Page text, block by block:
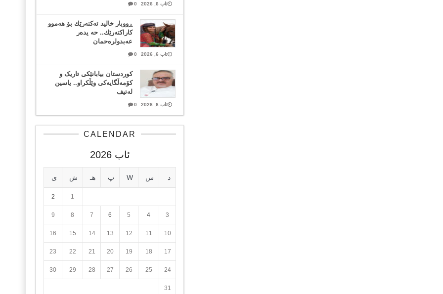
ئاب 6, 2026 0
ڕووبار خالید ئەكتەرێك بۆ هەموو
كاراكتەرێك.. حه یدەر
عەبدولرەحمان
ئاب 6, 2026 0
کوردستان بیابانێکی تاریک و
کۆمەڵگایەکی وێڵکراو.. یاسین
لەتیف
ئاب 6, 2026 0
CALENDAR
ئاب 2026
د س W پ هـ ش ی
1
2
3
4
5
6
7
8
9
10
11
12
13
14
15
16
17
18
19
20
21
22
23
24
25
26
27
28
29
30
31